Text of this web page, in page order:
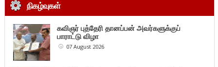
நிகழ்வுகள்
கவிஞர் புத்தேரி தானப்பன் அவர்களுக்குப்
பாராட்டு விழா
07 August 2026